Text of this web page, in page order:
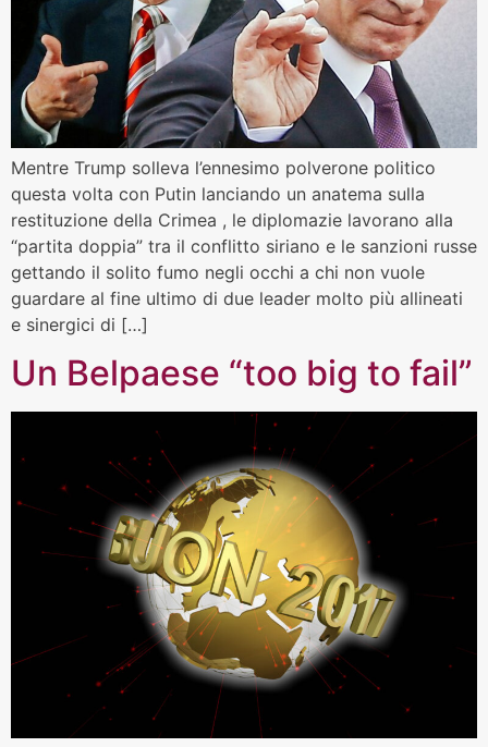
Mentre Trump solleva l’ennesimo polverone politico
questa volta con Putin lanciando un anatema sulla
restituzione della Crimea , le diplomazie lavorano alla
“partita doppia” tra il conflitto siriano e le sanzioni russe
gettando il solito fumo negli occhi a chi non vuole
guardare al fine ultimo di due leader molto più allineati
e sinergici di […]
Un Belpaese “too big to fail”